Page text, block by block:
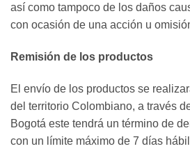
así como tampoco de los daños
con ocasión de una acción u
Remisión de los productos
El envío de los productos se
del territorio Colombiano, a través
Bogotá este tendrá un término de
con un límite máximo de 7 días